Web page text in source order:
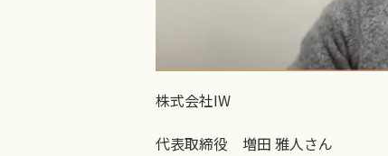
株式会社IW
代表取締役 増田 雅人さん